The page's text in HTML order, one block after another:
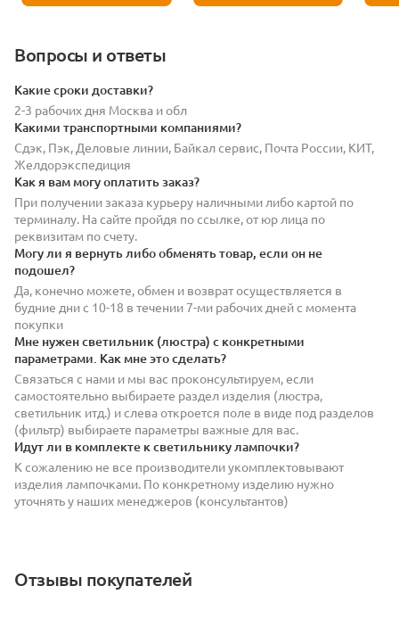
Вопросы и ответы
Какие сроки доставки?
2-3 рабочих дня Москва и обл
Какими транспортными компаниями?
Сдэк, Пэк, Деловые линии, Байкал сервис, Почта России, КИТ,
Желдорэкспедиция
Как я вам могу оплатить заказ?
При получении заказа курьеру наличными либо картой по
терминалу. На сайте пройдя по ссылке, от юр лица по
реквизитам по счету.
Могу ли я вернуть либо обменять товар, если он не
подошел?
Да, конечно можете, обмен и возврат осуществляется в
будние дни с 10-18 в течении 7-ми рабочих дней с момента
покупки
Мне нужен светильник (люстра) с конкретными
параметрами. Как мне это сделать?
Связаться с нами и мы вас проконсультируем, если
самостоятельно выбираете раздел изделия (люстра,
светильник итд.) и слева откроется поле в виде под разделов
(фильтр) выбираете параметры важные для вас.
Идут ли в комплекте к светильнику лампочки?
К сожалению не все производители укомплектовывают
изделия лампочками. По конкретному изделию нужно
уточнять у наших менеджеров (консультантов)
Отзывы покупателей